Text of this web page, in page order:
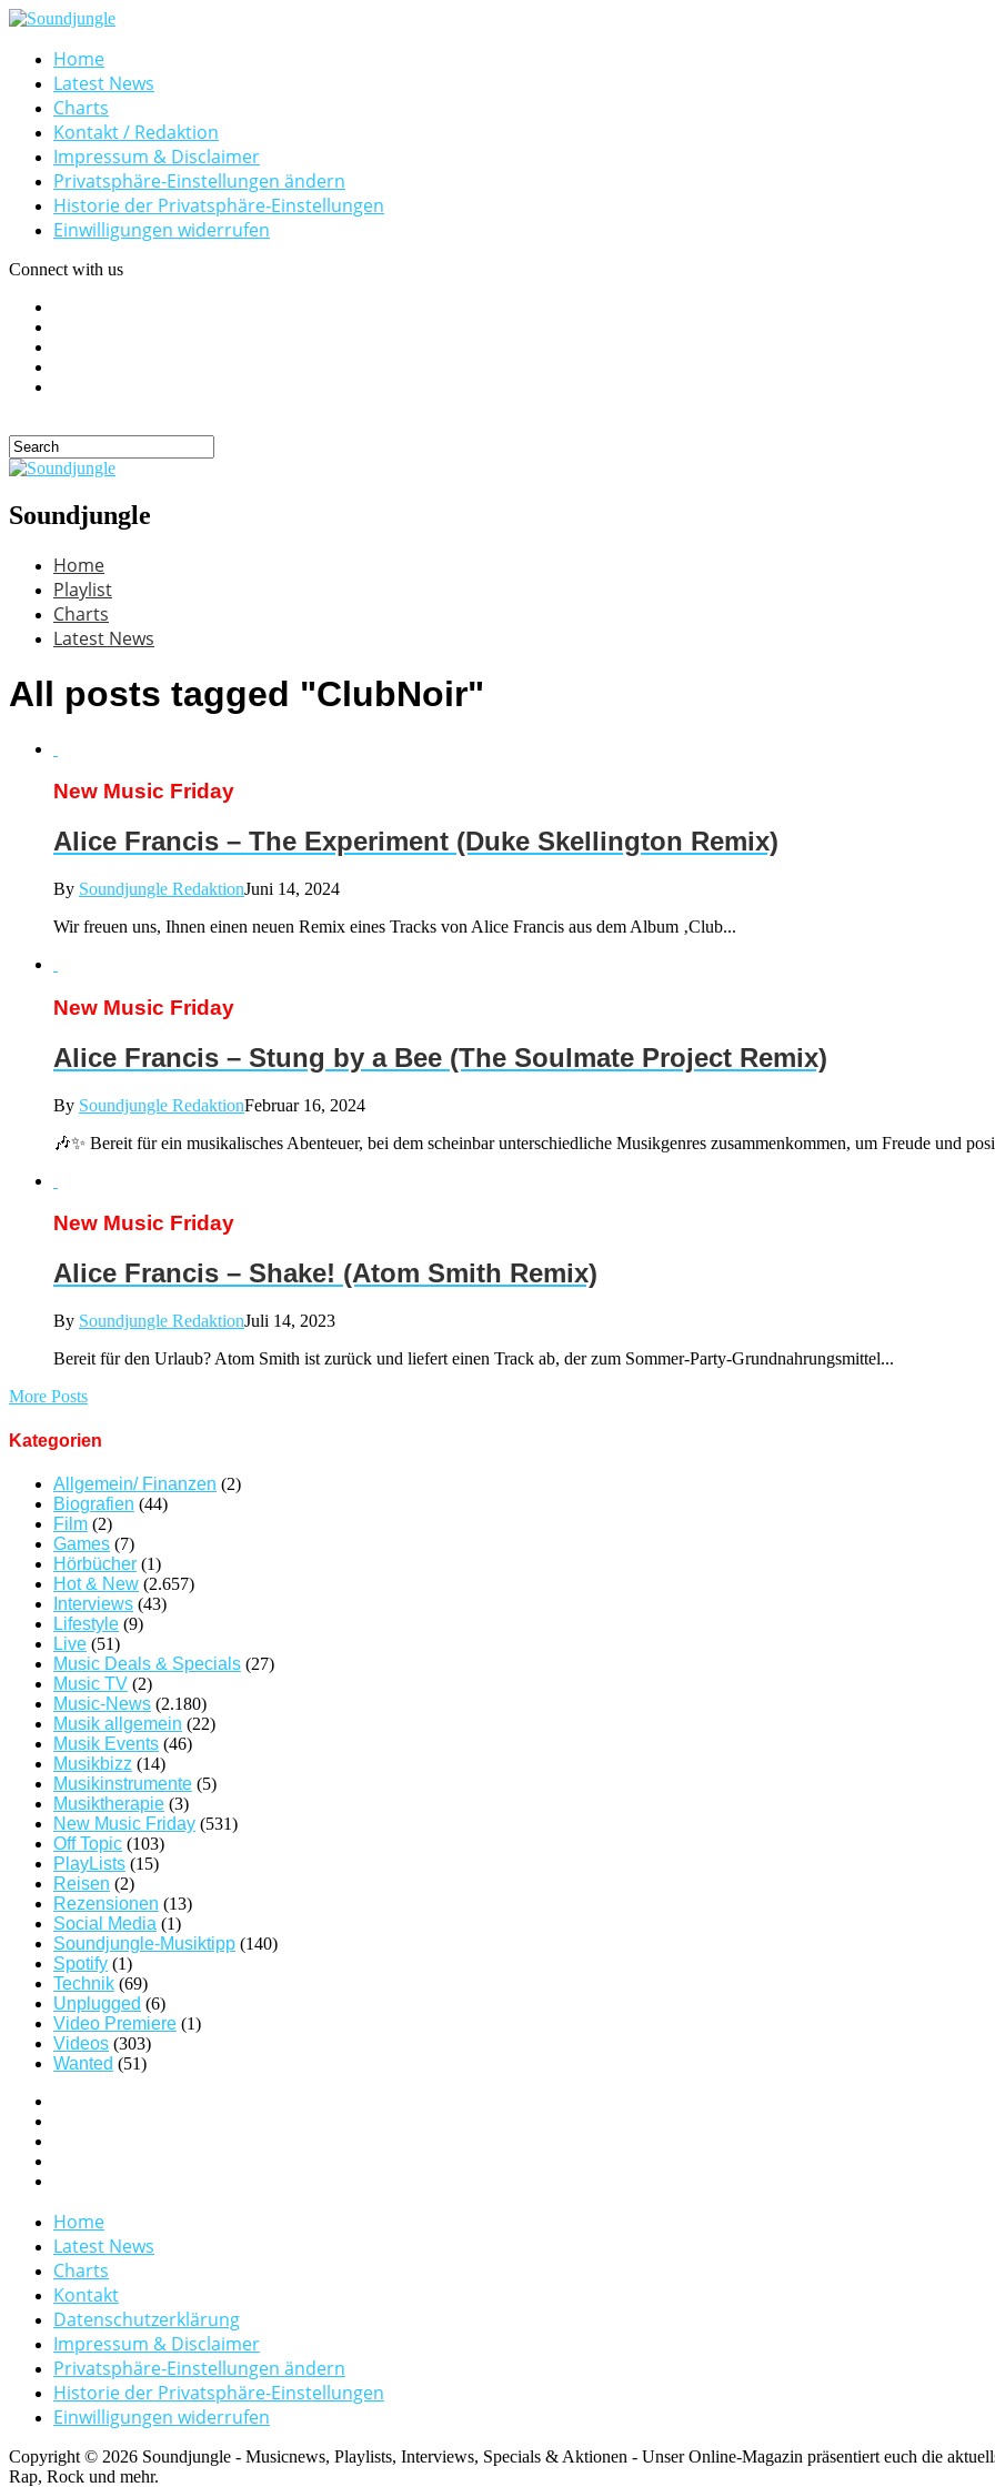
Home
Latest News
Charts
Kontakt / Redaktion
Impressum & Disclaimer
Privatsphäre-Einstellungen ändern
Historie der Privatsphäre-Einstellungen
Einwilligungen widerrufen
Connect with us
Soundjungle
Home
Playlist
Charts
Latest News
All posts tagged "ClubNoir"
New Music Friday
Alice Francis – The Experiment (Duke Skellington Remix)
By Soundjungle RedaktionJuni 14, 2024
Wir freuen uns, Ihnen einen neuen Remix eines Tracks von Alice Francis aus dem Album ‚Club...
New Music Friday
Alice Francis – Stung by a Bee (The Soulmate Project Remix)
By Soundjungle RedaktionFebruar 16, 2024
🎶✨ Bereit für ein musikalisches Abenteuer, bei dem scheinbar unterschiedliche Musikgenres zusammenkommen, um Freude und
New Music Friday
Alice Francis – Shake! (Atom Smith Remix)
By Soundjungle RedaktionJuli 14, 2023
Bereit für den Urlaub? Atom Smith ist zurück und liefert einen Track ab, der zum Sommer-Party-Grundnahrungsmittel...
More Posts
Kategorien
Allgemein/ Finanzen (2)
Biografien (44)
Film (2)
Games (7)
Hörbücher (1)
Hot & New (2.657)
Interviews (43)
Lifestyle (9)
Live (51)
Music Deals & Specials (27)
Music TV (2)
Music-News (2.180)
Musik allgemein (22)
Musik Events (46)
Musikbizz (14)
Musikinstrumente (5)
Musiktherapie (3)
New Music Friday (531)
Off Topic (103)
PlayLists (15)
Reisen (2)
Rezensionen (13)
Social Media (1)
Soundjungle-Musiktipp (140)
Spotify (1)
Technik (69)
Unplugged (6)
Video Premiere (1)
Videos (303)
Wanted (51)
Home
Latest News
Charts
Kontakt
Datenschutzerklärung
Impressum & Disclaimer
Privatsphäre-Einstellungen ändern
Historie der Privatsphäre-Einstellungen
Einwilligungen widerrufen
Copyright © 2026 Soundjungle - Musicnews, Playlists, Interviews, Specials & Aktionen - Unser Online-Magazin präsentiert euch die
Rap, Rock und mehr.